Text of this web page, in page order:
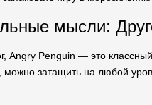
мысли:
Angry Penguin — это
можно затащить на любой